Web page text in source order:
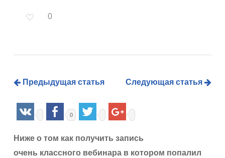
0
Предыдущая статья Следующая статья
0
Ниже о том как получить запись
очень классного вебинара в котором попалил